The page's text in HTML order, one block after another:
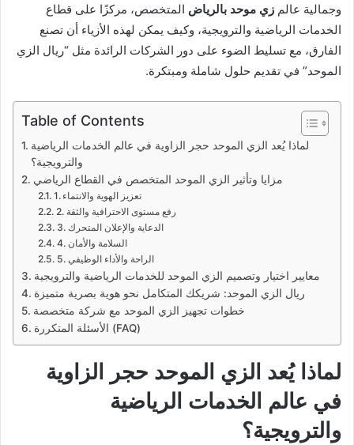
وجمالية عالم زي موحد بالرياض المتخصص، مركزًا على قطاع
الخدمات الرياضية والترويجية، وكيف يمكن لهذه الأزياء أن تصنع
الفارق، مع تسليط الضوء على دور الشركات الرائدة مثل “ريال الزي
الموحد” في تقديم حلول شاملة ومبتكرة.
Table of Contents
لماذا يُعد الزي الموحد حجر الزاوية في عالم الخدمات الرياضية
والترويجية؟
مزايا وتأثير الزي الموحد المتخصص في القطاع الرياضي
1. تعزيز الهوية والانتماء
2. رفع مستوى الاحترافية والثقة
3. الدعاية والإعلان المتحرك
4. السلامة والأمان
5. الراحة والأداء الوظيفي
معايير اختيار وتصميم الزي الموحد للخدمات الرياضية والترويجية
ريال الزي الموحد: شريكك المتكامل نحو هوية بصرية متميزة
خطوات تجهيز الزي الموحد مع شركة متخصصة
الأسئلة المتكررة (FAQ)
لماذا يُعد الزي الموحد حجر الزاوية
في عالم الخدمات الرياضية
والترويجية؟